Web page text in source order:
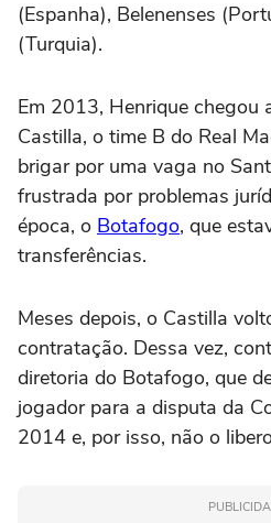
(Espanha), Belenenses
(Turquia).
Em 2013, Henrique chegou
Castilla, o time B do Real
brigar por uma vaga no
frustrada por problemas
época, o Botafogo, que
transferências.
Meses depois, o Castilla
contratação. Dessa vez,
diretoria do Botafogo, que
jogador para a disputa da
2014 e, por isso, não o